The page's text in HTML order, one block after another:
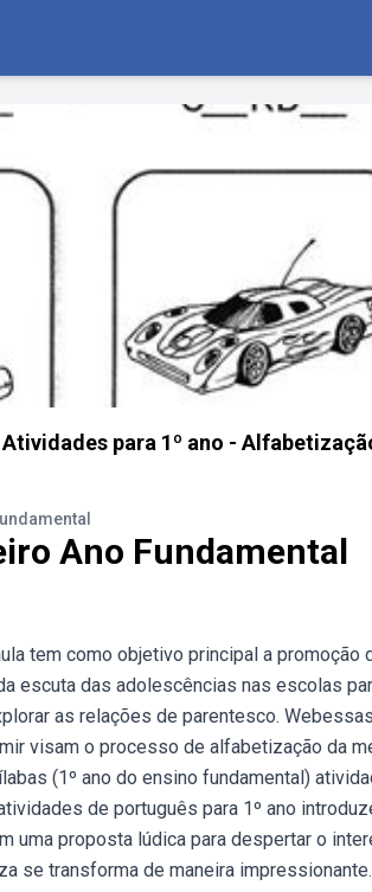
Atividades para 1º ano -
Ano Fundamental
tem como objetivo principal a
escuta das adolescências nas escolas
as relações de parentesco.
visam o processo de alfabetização da
(1º ano do ensino fundamental)
de português para 1º ano
uma proposta lúdica para despertar o
se transforma de maneira impressionante.